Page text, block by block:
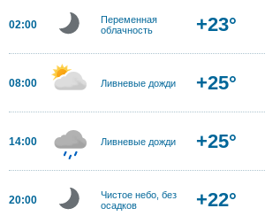
02:00
Переменная
облачность
+23°
08:00 Ливневые дожди +25°
14:00 Ливневые дожди +25°
20:00
Чистое небо, без
осадков
+22°